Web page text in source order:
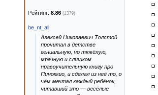
Рейтинг: 8.86 (1379)
be_nt_all:
Алексей Николаевич Толстой
прочитал в детстве
гениальную, но тяжёлую,
мрачную и слишком
нравоучительную книгу про
Пиноккио, и сделал из неё то, о
чём мечтал каждый ребёнок,
читавший это — весёлые